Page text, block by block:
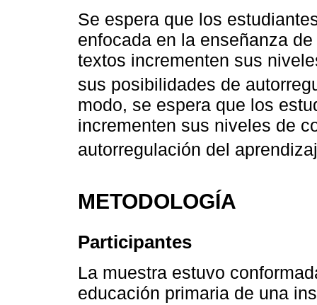
Se espera que los
enfocada en la enseñanza
textos incrementen sus
sus posibilidades de
modo, se espera que los
incrementen sus niveles de
autorregulación del
METODOLOGÍA
Participantes
La muestra estuvo
educación primaria de una